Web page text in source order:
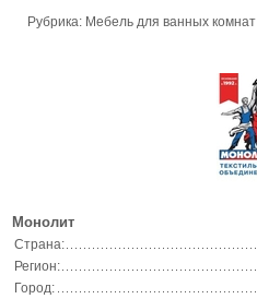
Рубрика: Мебель для ванных комнат
Монолит
Страна:
Регион:
Город: